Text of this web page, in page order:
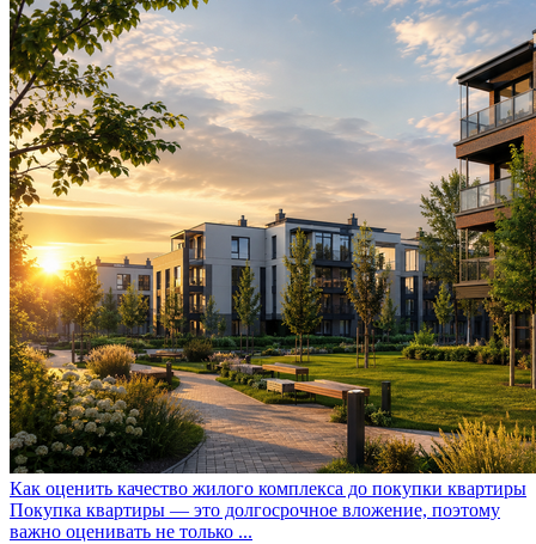
Как оценить качество жилого комплекса до покупки квартиры
Покупка квартиры — это долгосрочное вложение, поэтому
важно оценивать не только ...